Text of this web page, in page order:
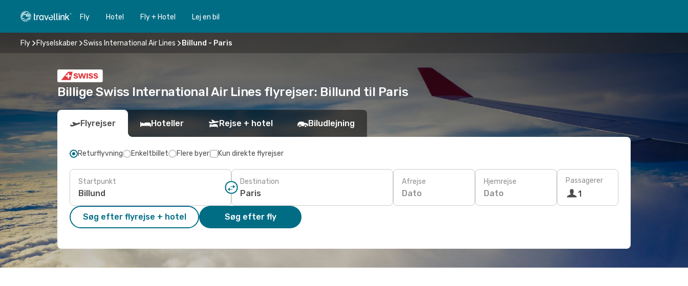
Fly Hotel Fly + Hotel Lej en bil
Fly Flyselskaber Swiss International Air Lines Billund - Paris
Billige Swiss International Air Lines flyrejser: Billund til Paris
Flyrejser Hoteller Rejse + hotel Biludlejning
Returflyvning Enkeltbillet Flere byer Kun direkte flyrejser
Startpunkt Destination Afrejse
Dato
Hjemrejse
Dato
Passagerer
1
Søg efter flyrejse + hotel Søg efter fly